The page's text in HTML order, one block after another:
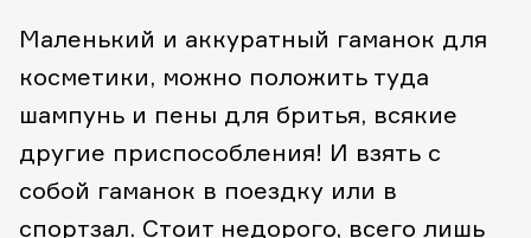
Маленький и аккуратный гаманок для
косметики, можно положить туда
шампунь и пены для бритья, всякие
другие приспособления! И взять с
собой гаманок в поездку или в
спортзал. Стоит недорого, всего лишь